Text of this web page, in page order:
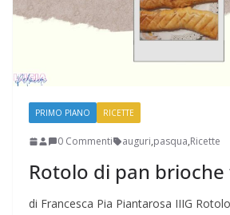
PRIMO PIANO RICETTE
0 Commenti auguri,pasqua,Ricette
Rotolo di pan
di Francesca Pia Piantarosa IIIG